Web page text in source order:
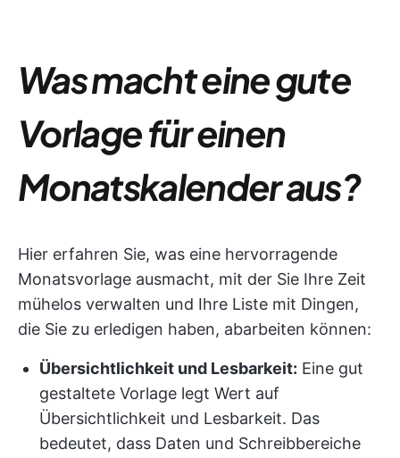
Was macht eine gute
Vorlage für einen
Monatskalender aus?
Hier erfahren Sie, was eine hervorragende
Monatsvorlage ausmacht, mit der Sie Ihre Zeit
mühelos verwalten und Ihre Liste mit Dingen,
die Sie zu erledigen haben, abarbeiten können:
Übersichtlichkeit und Lesbarkeit: Eine gut
gestaltete Vorlage legt Wert auf
Übersichtlichkeit und Lesbarkeit. Das
bedeutet, dass Daten und Schreibbereiche